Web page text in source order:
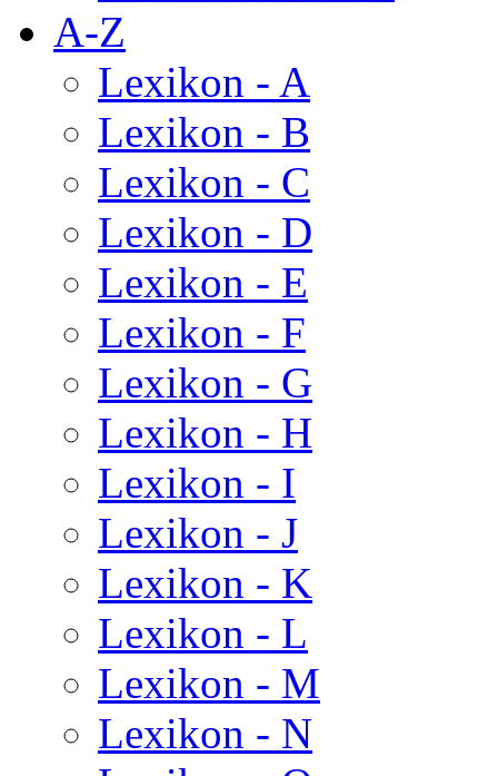
A-Z
Lexikon - A
Lexikon - B
Lexikon - C
Lexikon - D
Lexikon - E
Lexikon - F
Lexikon - G
Lexikon - H
Lexikon - I
Lexikon - J
Lexikon - K
Lexikon - L
Lexikon - M
Lexikon - N